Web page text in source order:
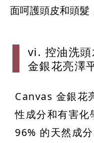
面呵護頭皮和頭髮
vi. 控油洗
金銀花亮澤
Canvas 金銀花
性成分和有害化
96% 的天然成